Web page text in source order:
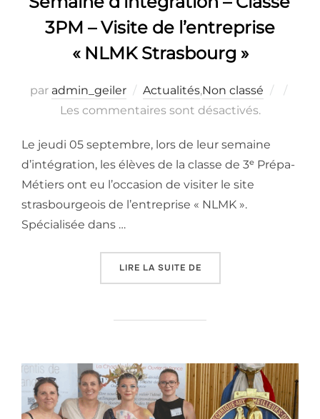
3PM – Visite de l’entreprise
« NLMK Strasbourg »
par admin_geiler Actualités,Non classé
Publié
Les commentaires sont désactivés.
Le jeudi 05 septembre, lors de leur semaine
d’intégration, les élèves de la classe de 3ᵉ Prépa-
Métiers ont eu l’occasion de visiter le site
strasbourgeois de l’entreprise « NLMK ».
Spécialisée dans …
LIRE LA SUITE DE« SEMAINE